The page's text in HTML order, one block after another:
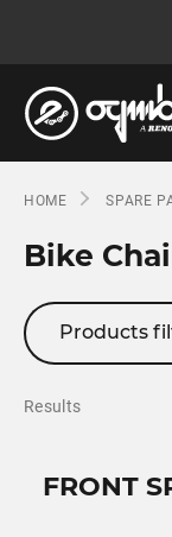
HOME SPARE
Bike
Products
Results
FRONT